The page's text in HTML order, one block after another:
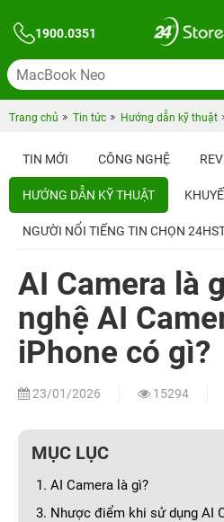
1900.0351
Trang chủ Tin tức Hướng dẫn kỹ thuật
TIN MỚI CÔNG NGHỆ
HƯỚNG DẪN KỸ THUẬT
NGƯỜI NỔI TIẾNG TIN CHỌN
AI Camera là
nghệ AI
iPhone có gì?
23/01/2026 15294
MỤC LỤC
1. AI Camera là gì?
3. Nhược điểm khi sử dụng AI